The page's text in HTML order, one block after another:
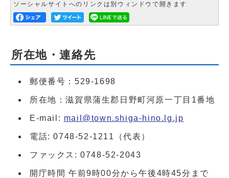
ソーシャルサイトへのリンクは別ウィンドウで開きます
所在地・連絡先
郵便番号：529-1698
所在地：滋賀県蒲生郡日野町河原一丁目1番地
E-mail: mail@town.shiga-hino.lg.jp
電話: 0748-52-1211（代表）
ファックス: 0748-52-2043
開庁時間 午前9時00分から午後4時45分まで